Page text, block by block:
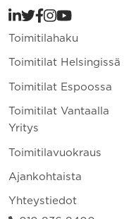
Toimitilahaku
Toimitilat Helsingissä
Toimitilat Espoossa
Toimitilat Vantaalla
Yritys
Toimitilavuokraus
Ajankohtaista
Yhteystiedot